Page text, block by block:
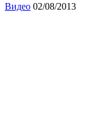
Видео 02/08/2013